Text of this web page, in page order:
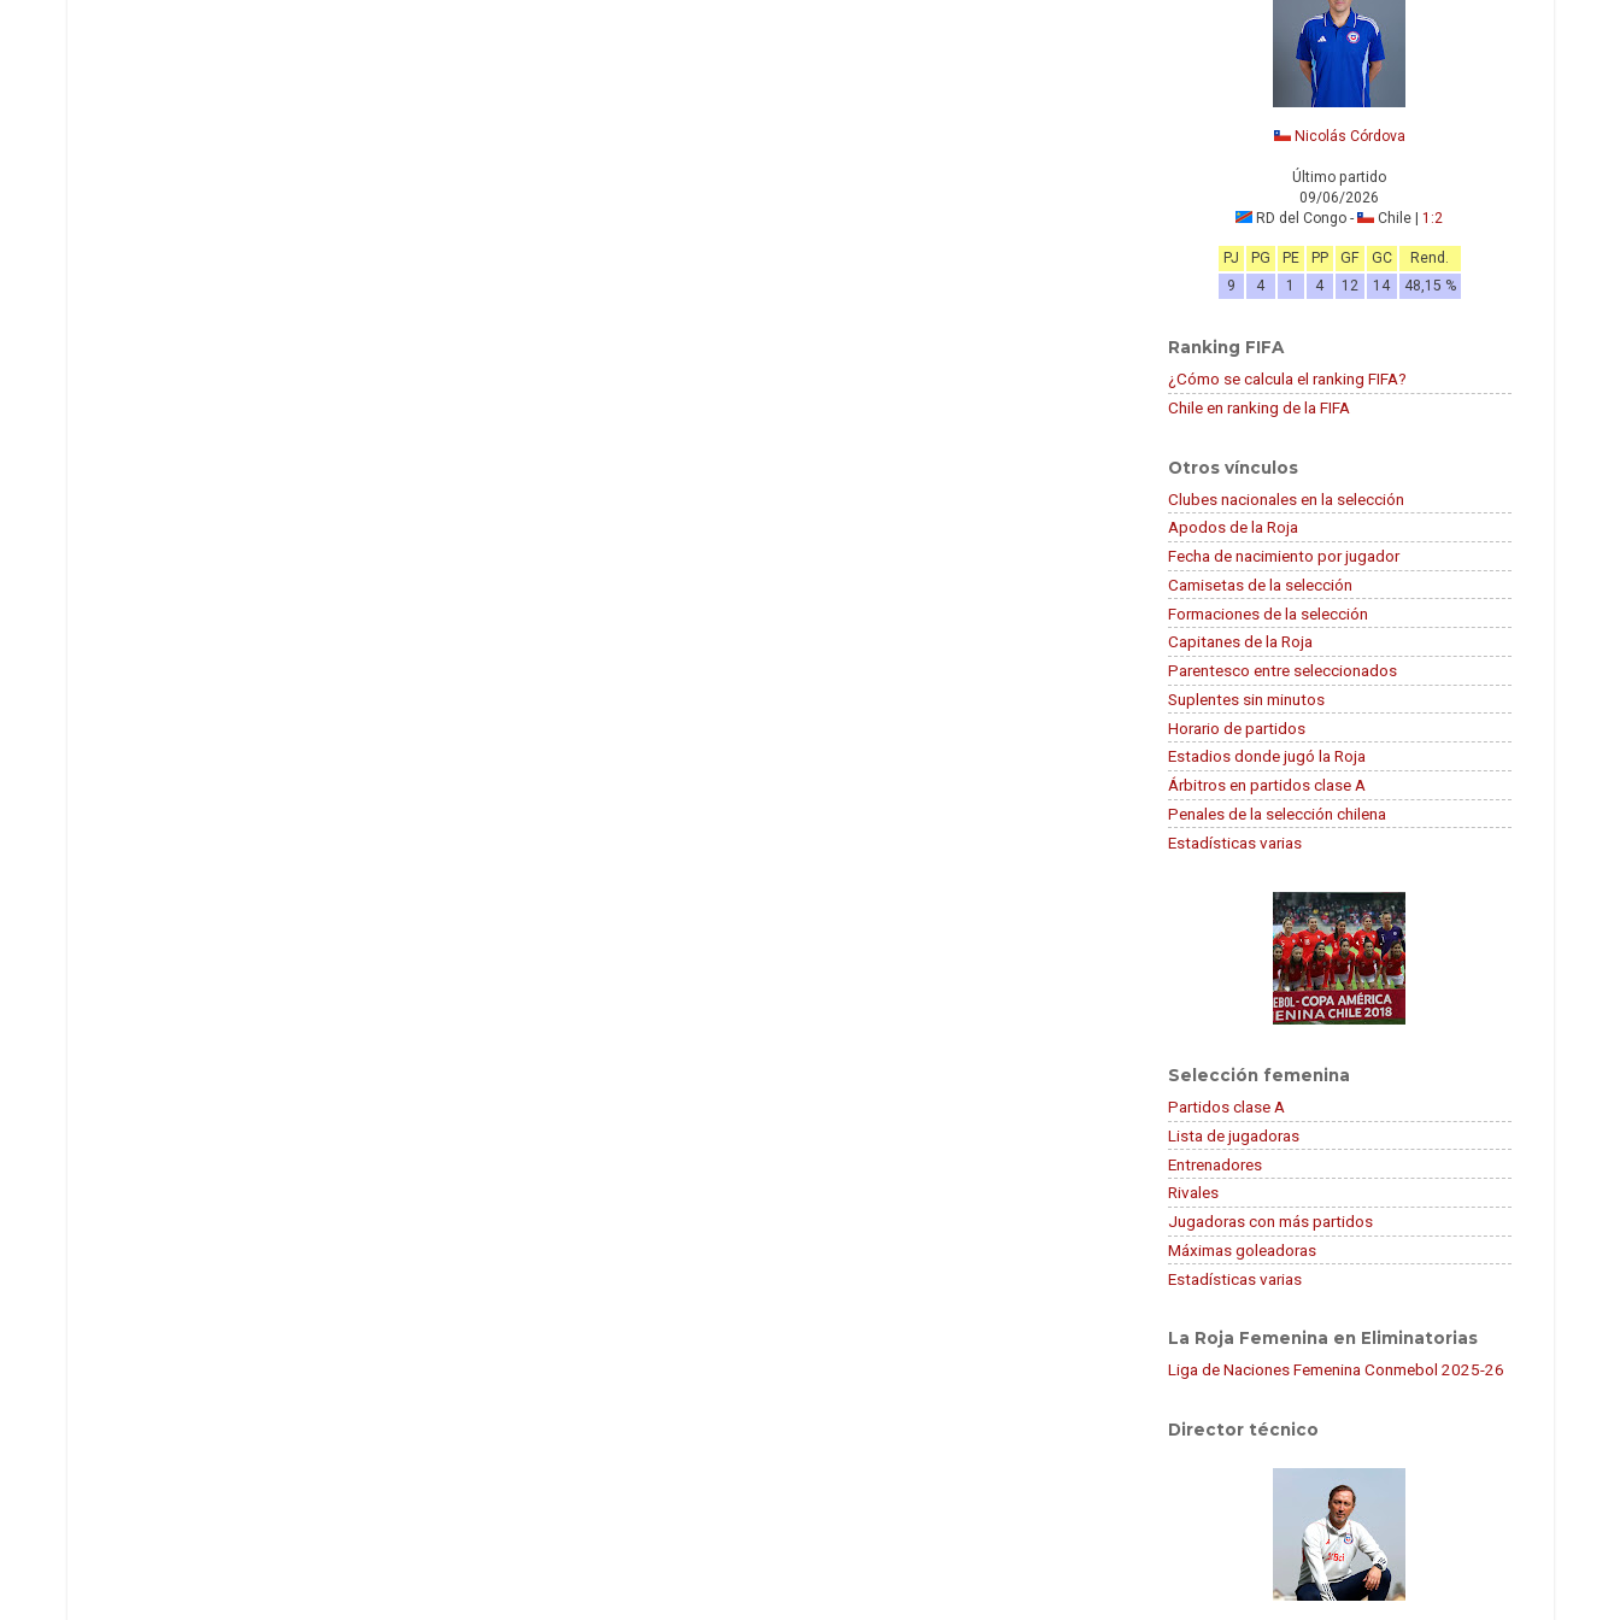
Nicolás Córdova
Último partido
09/06/2026
RD del Congo -
Chile | 1:2
PJ PG PE PP GF GC
Rend.
9
4 1 4 12 14 48,15 %
Ranking FIFA
¿Cómo se calcula el ranking FIFA?
Chile en ranking de la FIFA
Otros vínculos
Clubes nacionales en la selección
Apodos de la Roja
Fecha de nacimiento por jugador
Camisetas de la selección
Formaciones de la selección
Capitanes de la Roja
Parentesco entre seleccionados
Suplentes sin minutos
Horario de partidos
Estadios donde jugó la Roja
Árbitros en partidos clase A
Penales de la selección chilena
Estadísticas varias
Selección femenina
Partidos clase A
Lista de jugadoras
Entrenadores
Rivales
Jugadoras con más partidos
Máximas goleadoras
Estadísticas varias
La Roja Femenina en Eliminatorias
Liga de Naciones Femenina Conmebol 2025-26
Director técnico